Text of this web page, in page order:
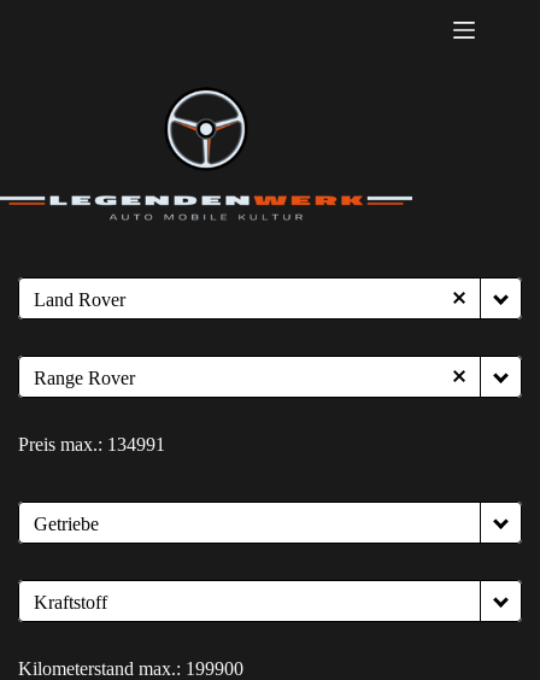
Land Rover
Range Rover
Preis max.: 134991
Getriebe
Kraftstoff
Kilometerstand max.: 199900